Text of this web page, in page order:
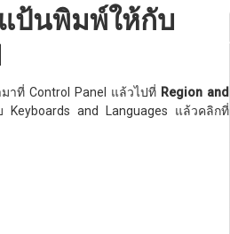
ป้นพิมพ์ให้กับ
าที่ Control Panel แล้วไปที่ Region and
Keyboards and Languages แล้วคลิกที่